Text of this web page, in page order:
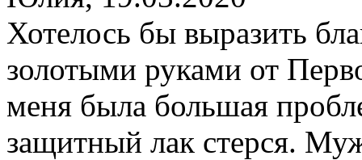
Хотелось бы выразить
золотыми руками от
меня была большая
защитный лак стерся.